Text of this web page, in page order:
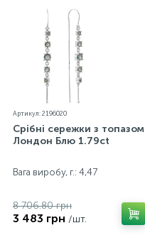
Артикул: 2196020
Срібні сережки з топазом
Лондон Блю 1.79ct
Вага виробу, г.: 4,47
8 706.80 грн
3 483 грн /шт.